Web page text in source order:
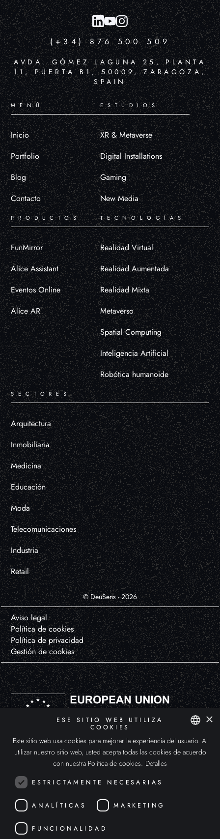
(+34) 876 500 509
AVDA. GÓMEZ LAGUNA 25, PLANTA
11, PUERTA B1, 50009, ZARAGOZA,
SPAIN
MENÚ
Inicio
Portfolio
Blog
Contacto
ESTUDIOS
XR & Metaverse
Digital Installations
Gaming
New Media
PRODUCTOS
FunMirror
Alice Assistant
Eventos Online
Alice AR
TECNOLOGÍAS
Realidad Virtual
Realidad Aumentada
Realidad Mixta
Metaverso
Spatial Computing
Inteligencia Artificial
Robótica humanoide
SECTORES
Arquitectura
Inmobiliaria
Medicina
Educación
Moda
Telecomunicaciones
Industria
Retail
© DeuSens - 2026
Aviso legal
Política de cookies
Política de privacidad
Gestión de cookies
DEUSENS HYPERXPERIENCE, S.L. ha participado en el Programa de Iniciación a la Exportación ICEX-Next, y ha contado
con el apoyo de ICEX y con la cofinanciación de Fondos europeos FEDER. La finalidad de este apoyo es el desarrollo
internacional de la empresa y de su entorno.
SPANISH
×
ESE SITIO WEB UTILIZA
COOKIES
Este sitio web usa cookies para mejorar la experiencia del usuario. Al
utilizar nuestro sitio web, usted acepta todas las cookies de acuerdo
con nuestra Política de cookies. Detalles
ESTRICTAMENTE NECESARIAS
ANALÍTICAS MARKETING
FUNCIONALIDAD